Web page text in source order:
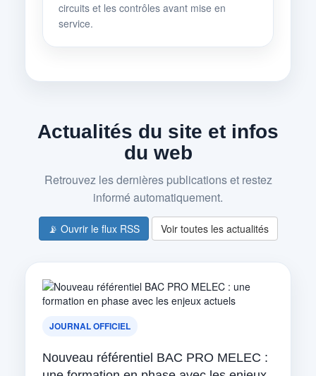
circuits et les contrôles avant mise en
service.
Actualités du site et infos
du web
Retrouvez les dernières publications et restez
informé automatiquement.
📡 Ouvrir le flux RSS Voir toutes les actualités
JOURNAL OFFICIEL
Nouveau référentiel BAC PRO MELEC :